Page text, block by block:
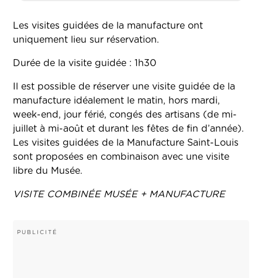
Les visites guidées de la manufacture ont
uniquement lieu sur réservation.
Durée de la visite guidée : 1h30
Il est possible de réserver une visite guidée de la
manufacture idéalement le matin, hors mardi,
week-end, jour férié, congés des artisans (de mi-
juillet à mi-août et durant les fêtes de fin d’année).
Les visites guidées de la Manufacture Saint-Louis
sont proposées en combinaison avec une visite
libre du Musée.
VISITE COMBINÉE MUSÉE + MANUFACTURE